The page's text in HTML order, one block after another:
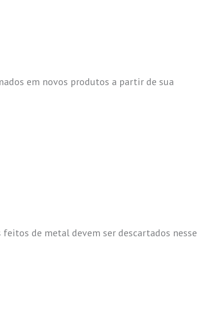
em novos produtos a partir de sua
de metal devem ser descartados nesse